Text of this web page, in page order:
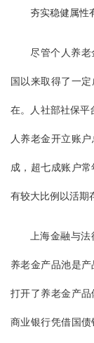
夯实稳健属性
尽管个人养老
国以来取得了一
在。人社部社保平
人养老金开立账
成，超七成账户
有较大比例以活期
上海金融与法
养老金产品池是
打开了养老金产品
商业银行凭借国